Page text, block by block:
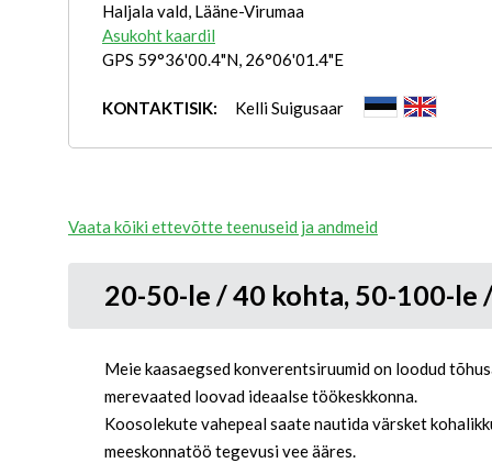
Haljala vald, Lääne-Virumaa
Asukoht kaardil
GPS 59°36'00.4"N, 26°06'01.4"E
KONTAKTISIK: Kelli Suigusaar
Vaata kõiki ettevõtte teenuseid ja andmeid
20-50-le / 40 kohta, 50-100-le
Meie kaasaegsed konverentsiruumid on loodud
merevaated loovad ideaalse töökeskkonna.
Koosolekute vahepeal saate nautida värsket
meeskonnatöö tegevusi vee ääres.